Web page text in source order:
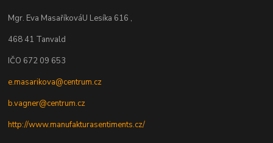
Mgr. Eva MasaříkováU Lesíka 616 ,
468 41 Tanvald
IČO 672 09 653
e.masarikova@centrum.cz
b.vagner@centrum.cz
http://www.manufakturasentiments.cz/